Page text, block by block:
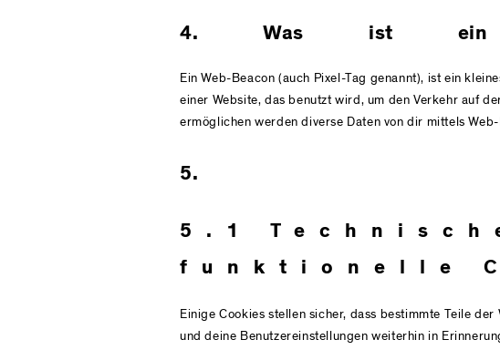
4. Was ist ein
Ein Web-Beacon (auch Pixel-Tag genannt), ist ein
einer Website, das benutzt wird, um den Verkehr auf
ermöglichen werden diverse Daten von dir mittels
5.
5.1
funktionelle
Einige Cookies stellen sicher, dass bestimmte Teile
und deine Benutzereinstellungen weiterhin in